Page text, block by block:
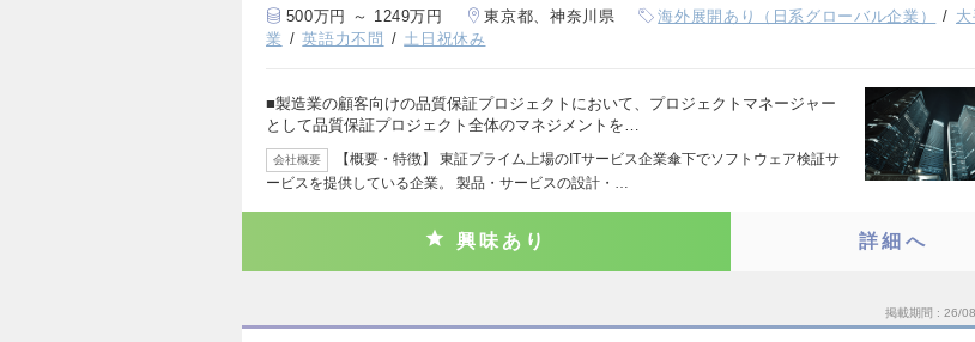
500万円 ～ 1249万円 東京都、神奈川県 海外展開あり（日系グローバル企業）
大
業
英語力不問 土日祝休み
■製造業の顧客向けの品質保証プロジェクトにおいて、プロジェクトマネージャー
として品質保証プロジェクト全体のマネジメントを…
会社概要
【概要・特徴】 東証プライム上場のITサービス企業傘下でソフトウェア検証サ
ービスを提供している企業。 製品・サービスの設計・…
興味あり 詳細へ
掲載期間 26/